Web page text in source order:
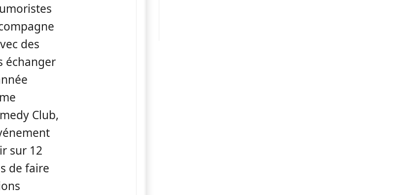
des
échanger
Club,
sur 12
de faire